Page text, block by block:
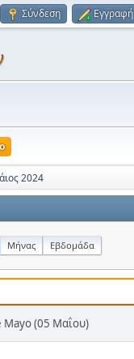
Σύνδεση Εγγραφή
2024
Μήνας Εβδομάδα
Mayo (05 Μαΐου)